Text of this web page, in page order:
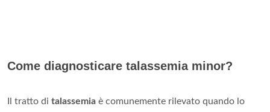
Come diagnosticare talassemia minor?
Il tratto di talassemia è comunemente rilevato quando lo